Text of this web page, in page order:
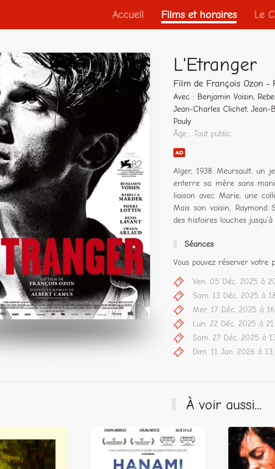
Accueil Films et horaires Le
L'Etranger
Film de François Ozon
Avec : Benjamin Voisin,
Jean-Charles Clichet, Jean-
Pouly
Âge : Tout public
Alger, 1938. Meursault, un
enterre sa mère sans
liaison avec Marie, une
Mais son voisin, Raymond
des histoires louches
Séances
Vous pouvez réserver votre
Ven. 05 Déc. 2025 à
Sam. 13 Déc. 2025 à
Mer. 17 Déc. 2025 à
Lun. 22 Déc. 2025 à
Sam. 27 Déc. 2025 à
Dim. 11 Jan. 2026 à
À voir aussi...